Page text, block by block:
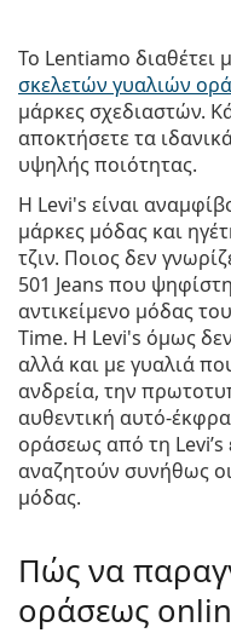
Το Lentiamo διαθέτει
σκελετών γυαλιών
μάρκες σχεδιαστών.
αποκτήσετε τα
υψηλής ποιότητας.
Η Levi's είναι
μάρκες μόδας και
τζιν. Ποιος δεν
501 Jeans που
αντικείμενο μόδας
Time. Η Levi's όμως
αλλά και με γυαλιά
ανδρεία, την
αυθεντική αυτό-
οράσεως από τη Levi’s
αναζητούν συνήθως
μόδας.
Πώς να
οράσεως